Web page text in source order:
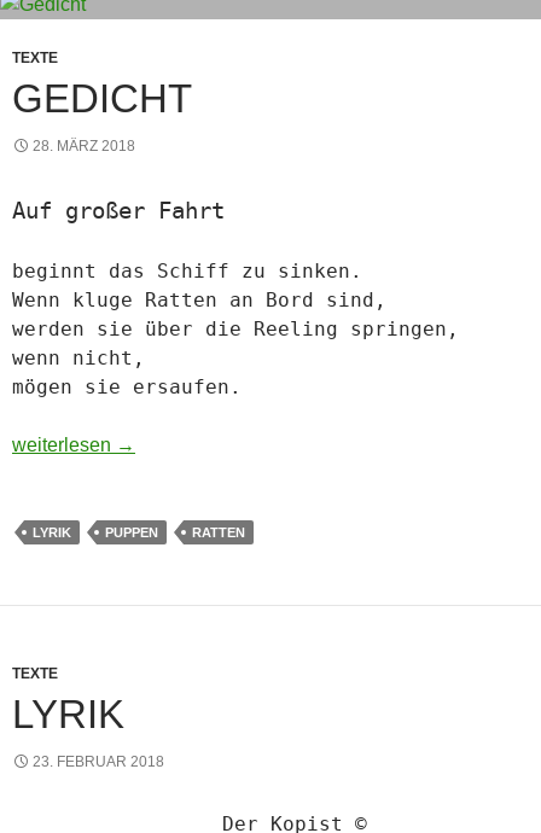
TEXTE
GEDICHT
28. MÄRZ 2018
Auf großer Fahrt
beginnt das Schiff zu sinken.
Wenn kluge Ratten an Bord sind,
werden sie über die Reeling springen,
wenn nicht,
mögen sie ersaufen.
Gedicht
weiterlesen →
LYRIK PUPPEN RATTEN
TEXTE
LYRIK
23. FEBRUAR 2018
Der Kopist ©